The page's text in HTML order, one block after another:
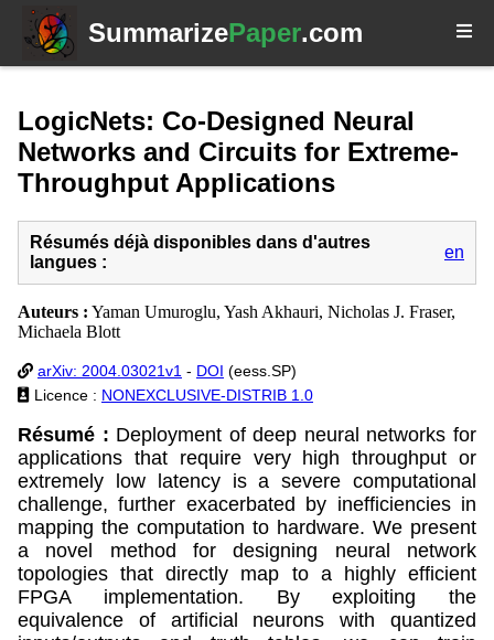
SummarizePaper.com
LogicNets: Co-Designed Neural
Networks and Circuits for Extreme-
Throughput Applications
Résumés déjà disponibles dans d'autres
langues :
en
Auteurs : Yaman Umuroglu, Yash Akhauri, Nicholas J. Fraser,
Michaela Blott
arXiv: 2004.03021v1 - DOI (eess.SP)
Licence : NONEXCLUSIVE-DISTRIB 1.0
Résumé : Deployment of deep neural networks for
applications that require very high throughput or
extremely low latency is a severe computational
challenge, further exacerbated by inefficiencies in
mapping the computation to hardware. We present
a novel method for designing neural network
topologies that directly map to a highly efficient
FPGA implementation. By exploiting the
equivalence of artificial neurons with quantized